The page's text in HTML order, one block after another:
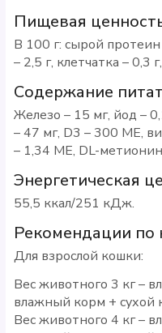
Пищевая
В 100 г: сырой протеин
– 2,5 г, клетчатка – 0,3
Содержание
Железо – 15 мг, йод –
– 47 мг, D3 – 300 МЕ,
– 1,34 МЕ, DL-
Энергетическая
55,5 ккал/251 кДж.
Рекомендации
Для взрослой кошки:
Вес животного 3 кг –
влажный корм + сухой
Вес животного 4 кг –